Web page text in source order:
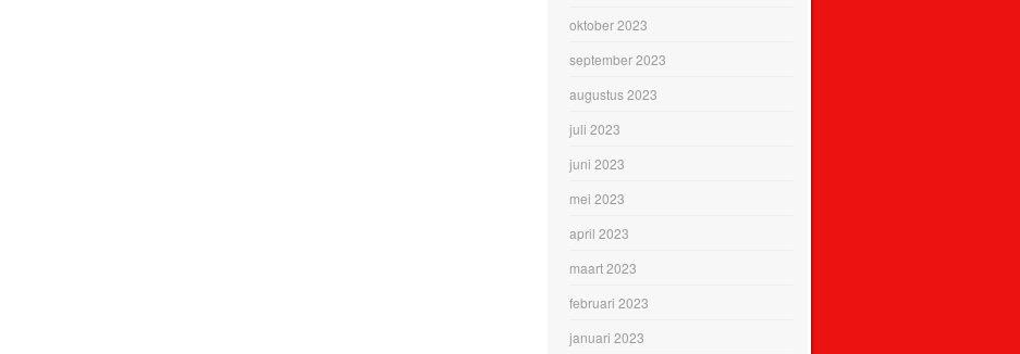
oktober 2023
september 2023
augustus 2023
juli 2023
juni 2023
mei 2023
april 2023
maart 2023
februari 2023
januari 2023